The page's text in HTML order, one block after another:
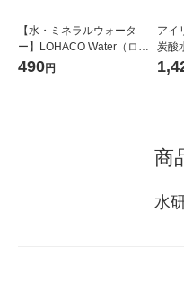
【水・ミネラルウォータ
ー】LOHACO Water（ロハ
コウォーター）2L ラベルレ
490円
アイ
炭酸
箱（
商
水